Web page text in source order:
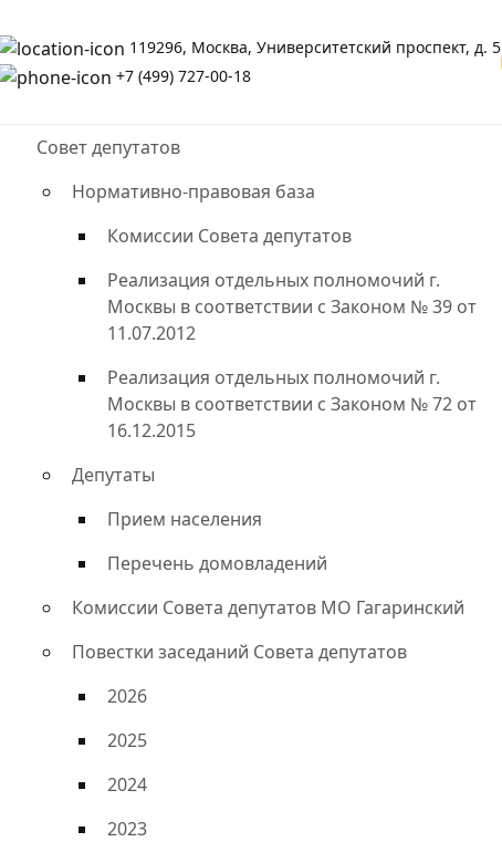
119296, Москва, Университетский проспект, д. 5
+7 (499) 727-00-18
Совет депутатов
Нормативно-правовая база
Комиссии Совета депутатов
Реализация отдельных полномочий г.
Москвы в соответствии с Законом № 39 от
11.07.2012
Реализация отдельных полномочий г.
Москвы в соответствии с Законом № 72 от
16.12.2015
Депутаты
Прием населения
Перечень домовладений
Комиссии Совета депутатов МО Гагаринский
Повестки заседаний Совета депутатов
2026
2025
2024
2023